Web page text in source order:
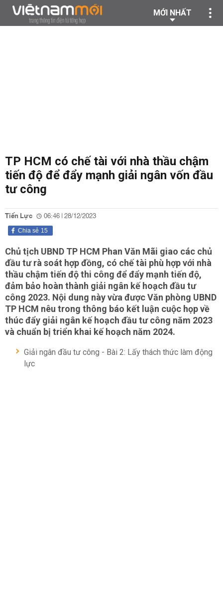
MỚI NHẤT
TP HCM có chế tài với nhà thầu chậm
tiến độ để đẩy mạnh giải ngân vốn đầu
tư công
Tiến Lực 06:46 | 28/12/2023
15
Chia sẻ
Chủ tịch UBND TP HCM Phan Văn Mãi giao các chủ
đầu tư rà soát hợp đồng, có chế tài phù hợp với nhà
thầu chậm tiến độ thi công để đẩy mạnh tiến độ,
đảm bảo hoàn thành giải ngân kế hoạch đầu tư
công 2023. Nội dung này vừa được Văn phòng UBND
TP HCM nêu trong thông báo kết luận cuộc họp về
thúc đẩy giải ngân kế hoạch đầu tư công năm 2023
và chuẩn bị triển khai kế hoạch năm 2024.
Giải ngân đầu tư công - Bài 2: Lấy thách thức làm động
lực